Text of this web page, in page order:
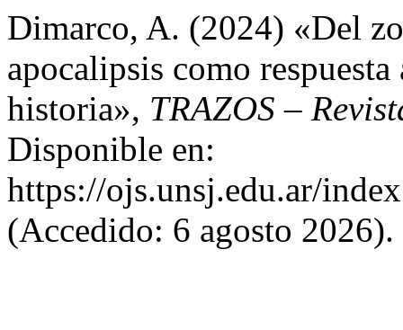
Dimarco, A. (2024) «Del
apocalipsis como
historia», TRAZOS –
Disponible en:
https://ojs.unsj.edu.ar/
(Accedido: 6 agosto 2026).